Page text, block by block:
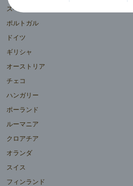
スペイン
ポルトガル
ドイツ
ギリシャ
オーストリア
チェコ
ハンガリー
ポーランド
ルーマニア
クロアチア
オランダ
スイス
フィンランド